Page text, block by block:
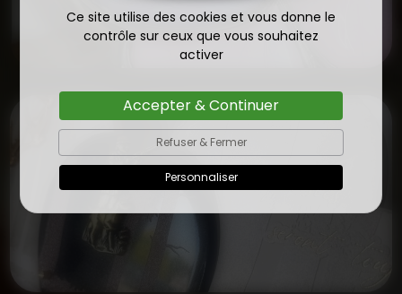
Ce site utilise des cookies et vous donne le
contrôle sur ceux que vous souhaitez
activer
Accepter & Continuer
Refuser & Fermer
Personnaliser